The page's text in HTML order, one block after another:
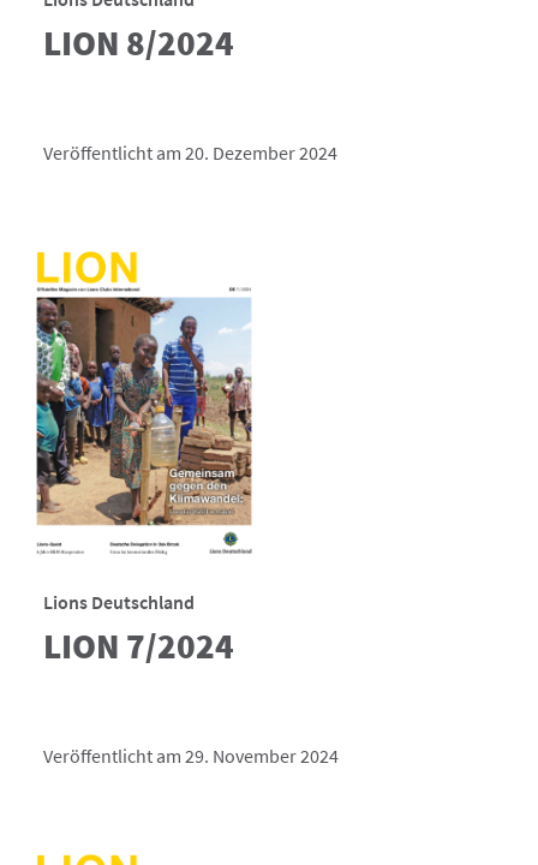
LION 8/2024
Veröffentlicht am 20. Dezember 2024
Lions Deutschland
LION 7/2024
Veröffentlicht am 29. November 2024